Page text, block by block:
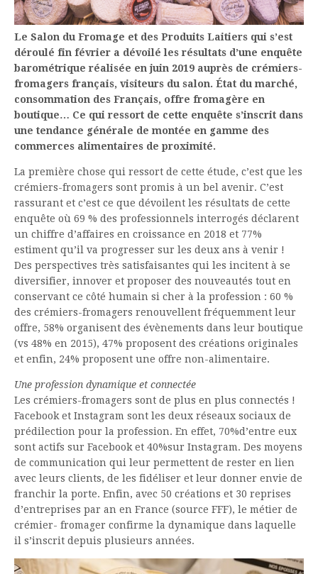
Le Salon du Fromage et des Produits Laitiers qui s’est
déroulé fin février a dévoilé les résultats d’une enquête
barométrique réalisée en juin 2019 auprès de crémiers-
fromagers français, visiteurs du salon. État du marché,
consommation des Français, offre fromagère en
boutique… Ce qui ressort de cette enquête s’inscrit dans
une tendance générale de montée en gamme des
commerces alimentaires de proximité.
La première chose qui ressort de cette étude, c’est que les
crémiers-fromagers sont promis à un bel avenir. C’est
rassurant et c’est ce que dévoilent les résultats de cette
enquête où 69 % des professionnels interrogés déclarent
un chiffre d’affaires en croissance en 2018 et 77%
estiment qu’il va progresser sur les deux ans à venir !
Des perspectives très satisfaisantes qui les incitent à se
diversifier, innover et proposer des nouveautés tout en
conservant ce côté humain si cher à la profession : 60 %
des crémiers-fromagers renouvellent fréquemment leur
offre, 58% organisent des évènements dans leur boutique
(vs 48% en 2015), 47% proposent des créations originales
et enfin, 24% proposent une offre non-alimentaire.
Une profession dynamique et connectée
Les crémiers-fromagers sont de plus en plus connectés !
Facebook et Instagram sont les deux réseaux sociaux de
prédilection pour la profession. En effet, 70%d’entre eux
sont actifs sur Facebook et 40%sur Instagram. Des moyens
de communication qui leur permettent de rester en lien
avec leurs clients, de les fidéliser et leur donner envie de
franchir la porte. Enfin, avec 50 créations et 30 reprises
d’entreprises par an en France (source FFF), le métier de
crémier- fromager confirme la dynamique dans laquelle
il s’inscrit depuis plusieurs années.